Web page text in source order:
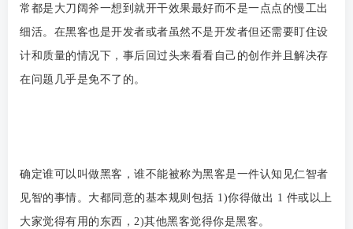
常都是大刀阔斧一想到就开干效果最好而不是一点点的慢工出
细活。在黑客也是开发者或者虽然不是开发者但还需要盯住设
计和质量的情况下，事后回过头来看看自己的创作并且解决存
在问题几乎是免不了的。
确定谁可以叫做黑客，谁不能被称为黑客是一件认知见仁智者
见智的事情。大都同意的基本规则包括 1)你得做出 1 件或以上
大家觉得有用的东西，2)其他黑客觉得你是黑客。